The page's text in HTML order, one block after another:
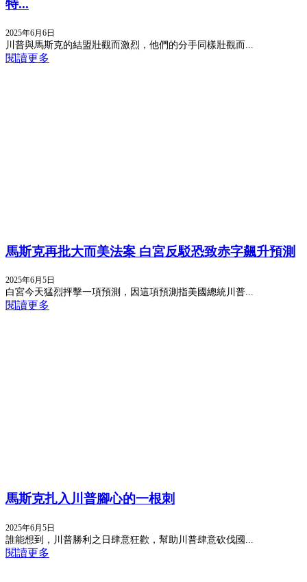
特...
2025年6月6日
川普與馬斯克的結盟壯觀而激烈，他們的分手同樣壯觀而...
閱讀更多
馬斯克再批大而美法案 白宮反駁恐致赤字飆升預測
2025年6月5日
白宮今天猛烈抨擊一項預測，因這項預測指美國總統川普...
閱讀更多
馬斯克扎入川普腳心的一根刺
2025年6月5日
誰能想到，川普勝利之日肆意狂歡，幫助川普肆意砍伐國...
閱讀更多